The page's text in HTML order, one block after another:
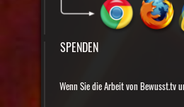
SPENDEN
Wenn Sie die Arbeit von Bewusst.tv